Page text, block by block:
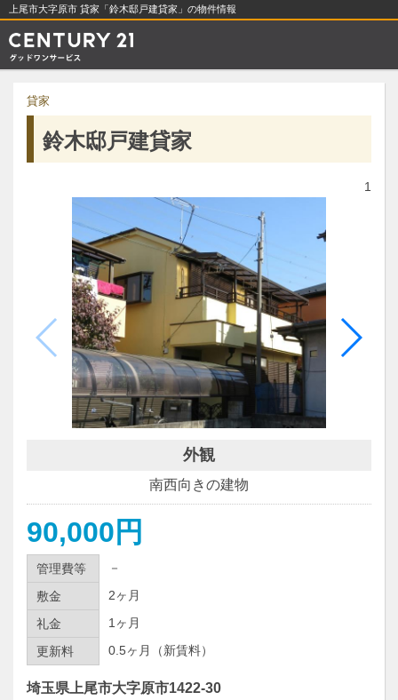
上尾市大字原市 貸家「鈴木邸戸建貸家」の物件情報
貸家
鈴木邸戸建貸家
1
外観
南西向きの建物
90,000円
管理費等
－
敷金
2ヶ月
礼金
1ヶ月
更新料
0.5ヶ月（新賃料）
埼玉県上尾市大字原市1422-30